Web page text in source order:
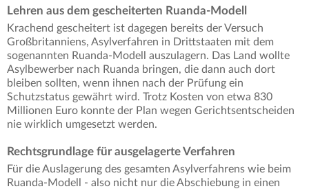
Lehren aus dem gescheiterten Ruanda-Modell
Krachend gescheitert ist dagegen bereits der Versuch
Großbritanniens, Asylverfahren in Drittstaaten mit dem
sogenannten Ruanda-Modell auszulagern. Das Land wollte
Asylbewerber nach Ruanda bringen, die dann auch dort
bleiben sollten, wenn ihnen nach der Prüfung ein
Schutzstatus gewährt wird. Trotz Kosten von etwa 830
Millionen Euro konnte der Plan wegen Gerichtsentscheiden
nie wirklich umgesetzt werden.
Rechtsgrundlage für ausgelagerte Verfahren
Für die Auslagerung des gesamten Asylverfahrens wie beim
Ruanda-Modell - also nicht nur die Abschiebung in einen